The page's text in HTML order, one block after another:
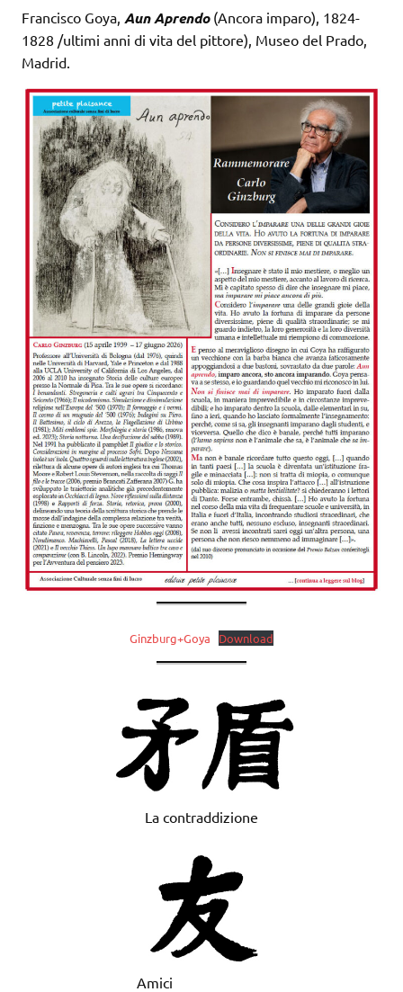
Francisco Goya, Aun Aprendo(Ancora imparo), 1824-
1828 /ultimi anni di vita del pittore), Museo del Prado,
Madrid.
Ginzburg+Goya Download
La contraddizione
Amici